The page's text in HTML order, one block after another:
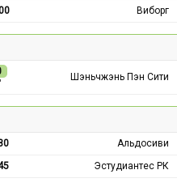
Виборг
Шэньчжэнь Пэн Сити
Альдосиви
Эстудиантес РК